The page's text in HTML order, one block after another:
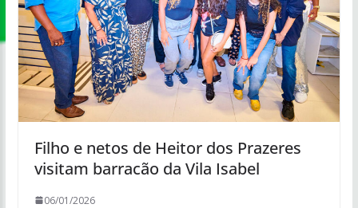
Filho e netos de Heitor dos Prazeres
visitam barracão da Vila Isabel
06/01/2026